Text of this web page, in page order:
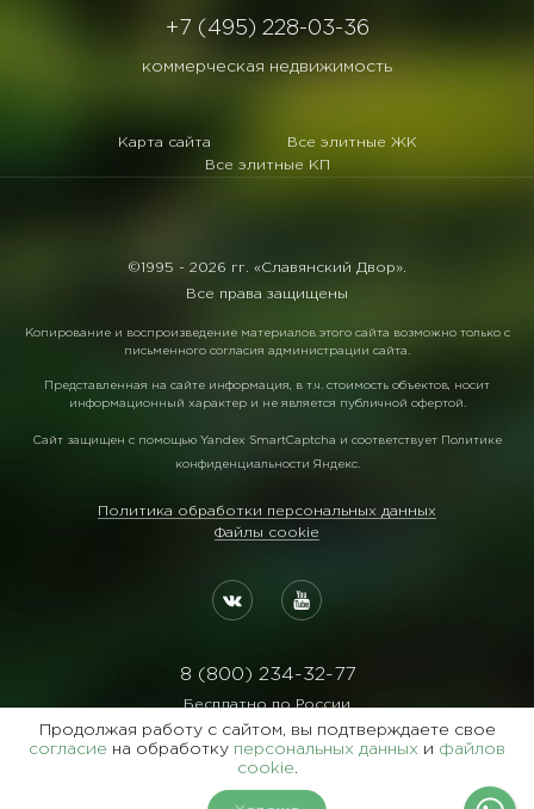
+7 (495) 228-03-36
коммерческая недвижимость
Карта сайта
Все элитные ЖК
Все элитные КП
©1995 - 2026 гг. «Славянский Двор».
Все права защищены
Копирование и воспроизведение материалов этого сайта возможно только с
письменного согласия администрации сайта.
Представленная на сайте информация, в т.ч. стоимость объектов, носит
информационный характер и не является публичной офертой.
Сайт защищен с помощью Yandex SmartCaptcha и соответствует Политике
конфиденциальности Яндекс.
Политика обработки персональных данных
Файлы cookie
8 (800) 234-32-77
Бесплатно по России
Реквизиты:
ООО Агентство "Славянский Двор"
Продолжая работу с сайтом, вы подтверждаете свое
согласие на обработку персональных данных и файлов
cookie.